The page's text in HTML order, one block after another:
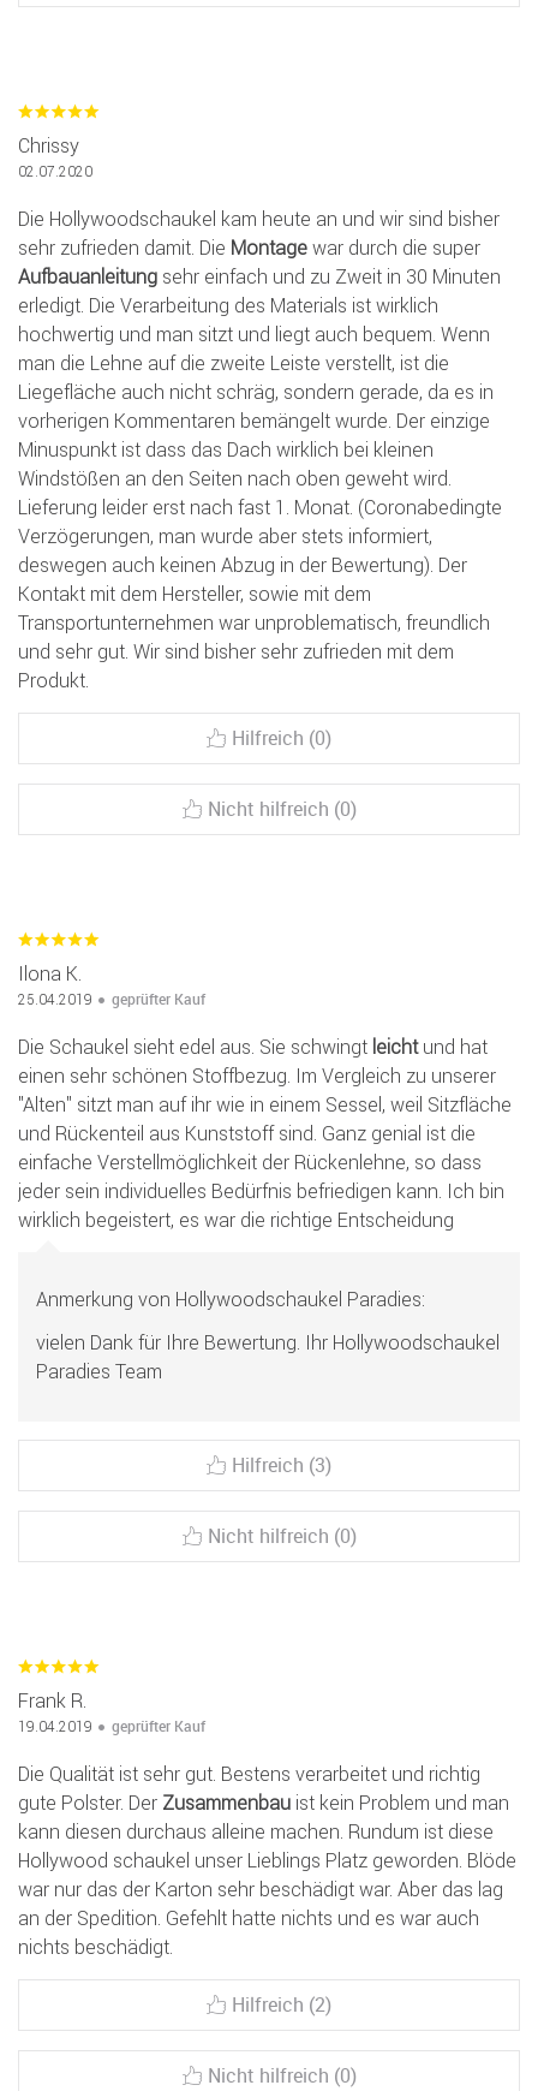
Chrissy
02.07.2020
Die Hollywoodschaukel kam heute an und wir sind bisher
sehr zufrieden damit. Die Montage war durch die super
Aufbauanleitung sehr einfach und zu Zweit in 30 Minuten
erledigt. Die Verarbeitung des Materials ist wirklich
hochwertig und man sitzt und liegt auch bequem. Wenn
man die Lehne auf die zweite Leiste verstellt, ist die
Liegefläche auch nicht schräg, sondern gerade, da es in
vorherigen Kommentaren bemängelt wurde. Der einzige
Minuspunkt ist dass das Dach wirklich bei kleinen
Windstößen an den Seiten nach oben geweht wird.
Lieferung leider erst nach fast 1. Monat. (Coronabedingte
Verzögerungen, man wurde aber stets informiert,
deswegen auch keinen Abzug in der Bewertung). Der
Kontakt mit dem Hersteller, sowie mit dem
Transportunternehmen war unproblematisch, freundlich
und sehr gut. Wir sind bisher sehr zufrieden mit dem
Produkt.
Hilfreich (0)
Nicht hilfreich (0)
Ilona K.
25.04.2019 geprüfter Kauf
Die Schaukel sieht edel aus. Sie schwingt leichtund hat
einen sehr schönen Stoffbezug. Im Vergleich zu unserer
"Alten" sitzt man auf ihr wie in einem Sessel, weil Sitzfläche
und Rückenteil aus Kunststoff sind. Ganz genial ist die
einfache Verstellmöglichkeit der Rückenlehne, so dass
jeder sein individuelles Bedürfnis befriedigen kann. Ich bin
wirklich begeistert, es war die richtige Entscheidung
Anmerkung von Hollywoodschaukel Paradies:
vielen Dank für Ihre Bewertung. Ihr Hollywoodschaukel
Paradies Team
Hilfreich (3)
Nicht hilfreich (0)
Frank R.
19.04.2019 geprüfter Kauf
Die Qualität ist sehr gut. Bestens verarbeitet und richtig
gute Polster. Der Zusammenbau ist kein Problem und man
kann diesen durchaus alleine machen. Rundum ist diese
Hollywood schaukel unser Lieblings Platz geworden. Blöde
war nur das der Karton sehr beschädigt war. Aber das lag
an der Spedition. Gefehlt hatte nichts und es war auch
nichts beschädigt.
Hilfreich (2)
Nicht hilfreich (0)